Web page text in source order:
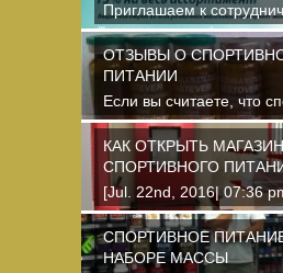
Приглашаем к
организации,
продажей спортивного...
ОТЗЫВЫ О
ПИТАНИИ
Если вы считаете, что
питание — это
протеин в шприцах...
КАК ОТКРЫТЬ МАГАЗИН
СПОРТИВНОГО
[Jul. 22nd, 2016| 07:36
dkphoto Что-то я
перевел ведение...
СПОРТИВНОЕ
НАБОРЕ МАССЫ